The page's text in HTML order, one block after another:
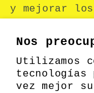
Nos
Utilizamos
tecnologías
vez mejor
y mejorar
brindarle
información
los
Shopify y a